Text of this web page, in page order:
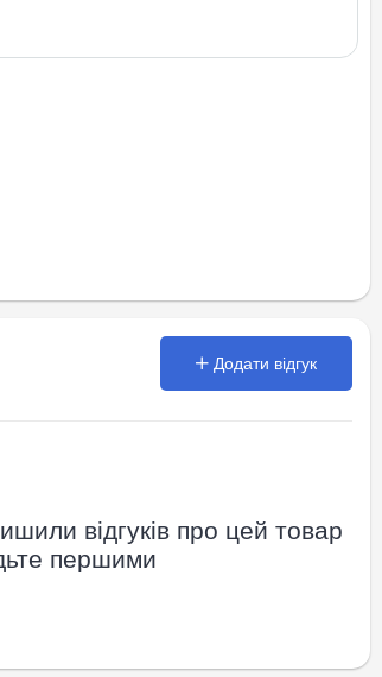
Додати відгук
відгуків про цей товар
першими